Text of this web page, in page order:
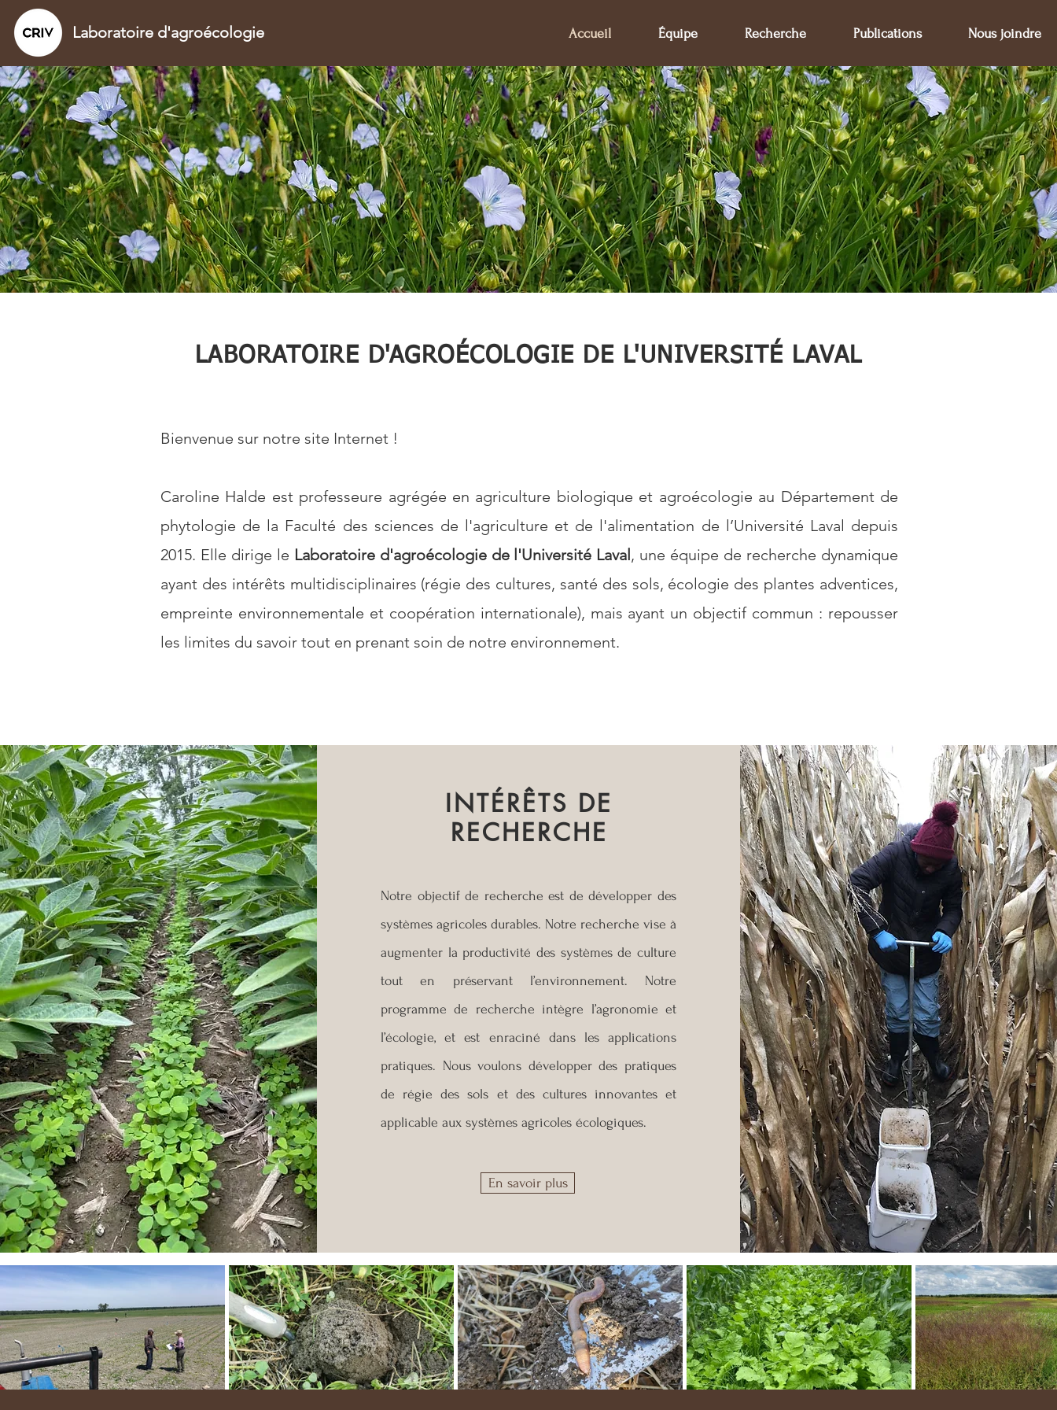
Laboratoire d'agroécologie Accueil Équipe Recherche Publications Nous joindre
LABORATOIRE D'AGROÉCOLOGIE DE L'UNIVERSITÉ LAVAL
Bienvenue sur notre site Internet !
Caroline Halde est professeure agrégée en agriculture biologique et agroécologie au Département de
phytologie de la Faculté des sciences de l'agriculture et de l'alimentation de l’Université Laval depuis
2015. Elle dirige le Laboratoire d'agroécologie de l'Université Laval, une équipe de recherche dynamique
ayant des intérêts multidisciplinaires (régie des cultures, santé des sols, écologie des plantes adventices,
empreinte environnementale et coopération internationale), mais ayant un objectif commun : repousser
les limites du savoir tout en prenant soin de notre environnement.
INTÉRÊTS DE
RECHERCHE
Notre objectif de recherche est de développer des
systèmes agricoles durables. Notre recherche vise à
augmenter la productivité des systèmes de culture
tout en préservant l’environnement. Notre
programme de recherche intègre l’agronomie et
l’écologie, et est enraciné dans les applications
pratiques. Nous voulons développer des pratiques
de régie des sols et des cultures innovantes et
applicable aux systèmes agricoles écologiques.
En savoir plus